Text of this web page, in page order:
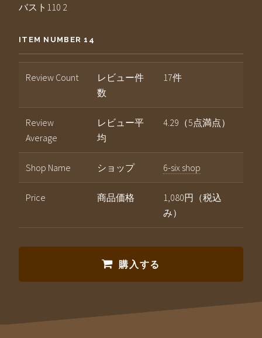
バスト110 2
ITEM NUMBER 14
Review Count
レビュー件
数
17件
Review
Average
レビュー平
均
4.29（5点満点）
Shop Name ショップ 6-six shop
Price 商品価格
1,080円（税込
み）
購入する